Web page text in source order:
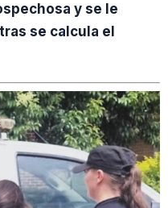
y se le
se calcula el